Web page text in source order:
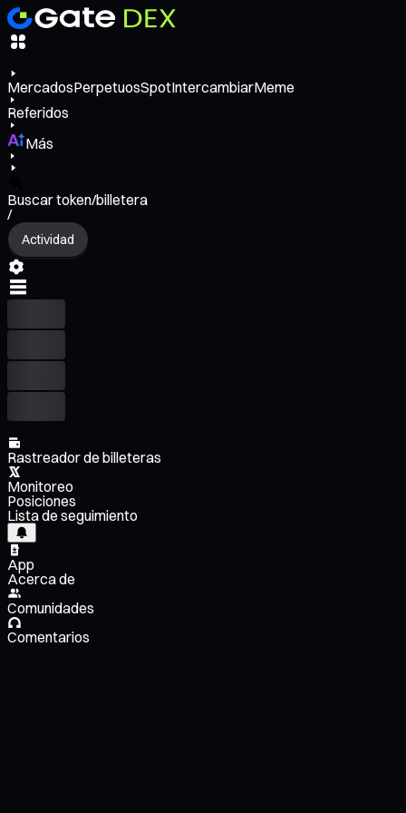
MercadosPerpetuosSpotIntercambiarMeme
Referidos
Más
Buscar token/billetera
/
Actividad
Rastreador de billeteras
Monitoreo
Posiciones
Lista de seguimiento
App
Acerca de
Comunidades
Comentarios